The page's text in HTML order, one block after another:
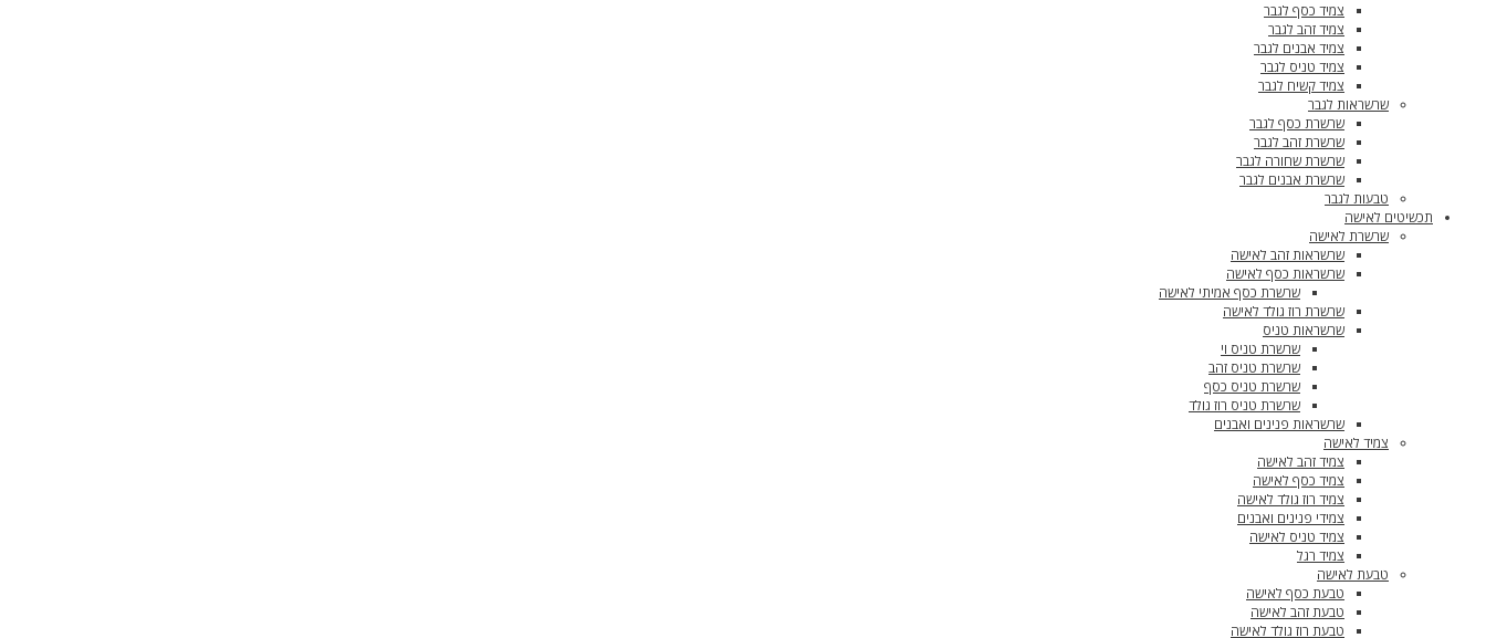
צמיד כסף לגבר
צמיד זהב לגבר
צמיד אבנים לגבר
צמיד טניס לגבר
צמיד קשיח לגבר
שרשראות לגבר
שרשרת כסף לגבר
שרשרת זהב לגבר
שרשרת שחורה לגבר
שרשרת אבנים לגבר
טבעות לגבר
תכשיטים לאישה
שרשרת לאישה
שרשראות זהב לאישה
שרשראות כסף לאישה
שרשרת כסף אמיתי לאישה
שרשרת רוז גולד לאישה
שרשראות טניס
שרשרת טניס וי
שרשרת טניס זהב
שרשרת טניס כסף
שרשרת טניס רוז גולד
שרשראות פנינים ואבנים
צמיד לאישה
צמיד זהב לאישה
צמיד כסף לאישה
צמיד רוז גולד לאישה
צמידי פנינים ואבנים
צמיד טניס לאישה
צמיד רגל
טבעת לאישה
טבעת כסף לאישה
טבעת זהב לאישה
טבעת רוז גולד לאישה